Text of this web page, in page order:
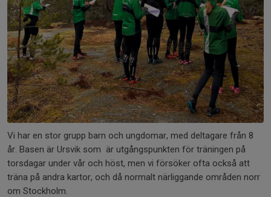
Vi har en stor grupp barn och ungdomar, med deltagare från 8
år. Basen är Ursvik som är utgångspunkten för träningen på
torsdagar under vår och höst, men vi försöker ofta också att
träna på andra kartor, och då normalt närliggande områden norr
om Stockholm.